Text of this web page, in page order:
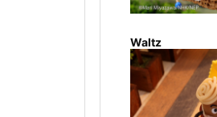
Waltz